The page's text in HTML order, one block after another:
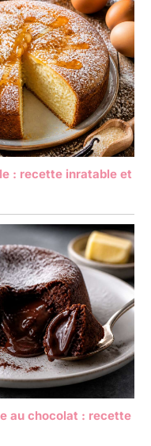
: recette inratable et
au chocolat : recette